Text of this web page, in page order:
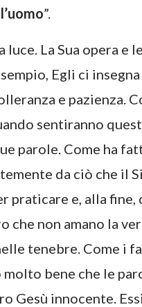
”.
luce. La Sua opera e
Egli ci
e pazienza.
sentiranno
parole. Come ha
da ciò che il
praticare e, alla
che non amano la
tenebre. Come i
molto bene che le
Gesù innocente.